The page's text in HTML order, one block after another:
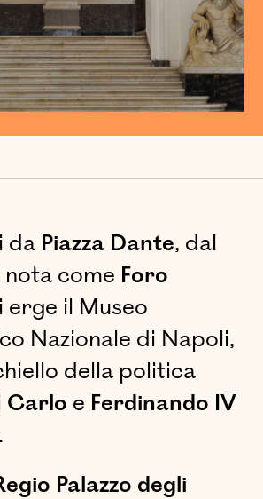
da Piazza Dante, dal
come Foro
erge il Museo
Nazionale di Napoli,
della politica
Carlo e Ferdinando IV
.
Palazzo degli